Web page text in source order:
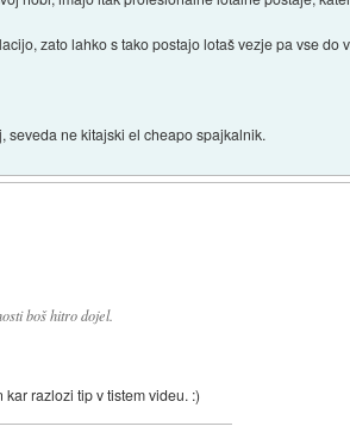
zato lahko s tako postajo lotaš vezje pa vse
seveda ne kitajski el cheapo spajkalnik.
boš hitro dojel.
razlozi tip v tistem videu. :)